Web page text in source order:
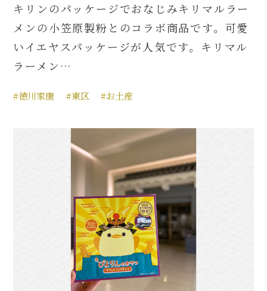
キリンのパッケージでおなじみキリマルラー
メンの小笠原製粉とのコラボ商品です。可愛
いイエヤスパッケージが人気です。キリマル
ラーメン…
#徳川家康 #東区 #お土産